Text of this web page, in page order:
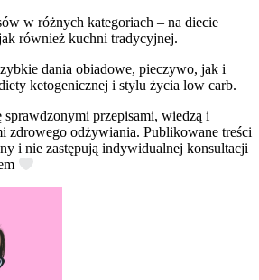
w różnych kategoriach – na diecie
również kuchni tradycyjnej.
dania obiadowe, pieczywo, jak i
ketogenicznej i stylu życia low carb.
sprawdzonymi przepisami, wiedzą i
zdrowego odżywiania. Publikowane treści
i nie zastępują indywidualnej konsultacji